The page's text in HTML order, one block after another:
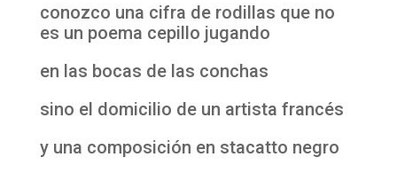
conozco una cifra de rodillas que no
es un poema cepillo jugando
en las bocas de las conchas
sino el domicilio de un artista francés
y una composición en stacatto negro